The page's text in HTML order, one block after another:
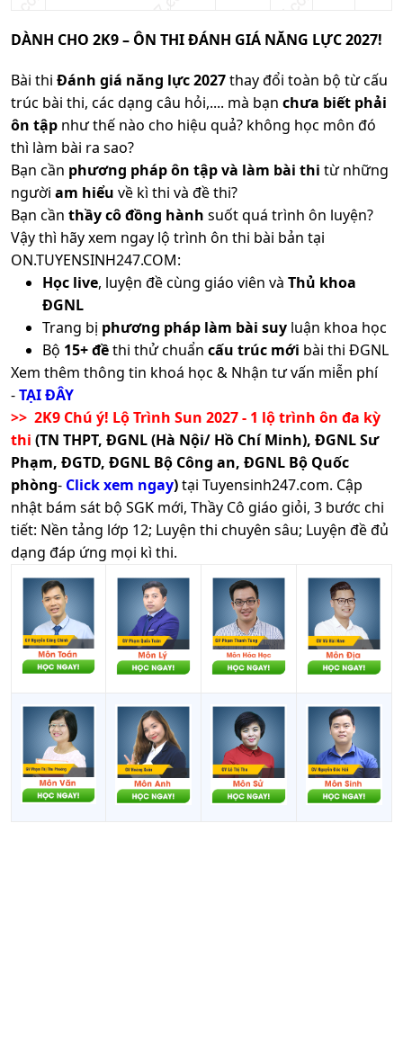
DÀNH CHO 2K9 – ÔN THI ĐÁNH GIÁ NĂNG LỰC 2027!
Bài thi Đánh giá năng lực 2027thay đổi toàn bộ từ cấu
trúc bài thi, các dạng câu hỏi,.... mà bạn chưa biết phải
ôn tập như thế nào cho hiệu quả? không học môn đó
thì làm bài ra sao?
Bạn cần phương pháp ôn tập và làm bài thi từ những
người am hiểu về kì thi và đề thi?
Bạn cần thầy cô đồng hành suốt quá trình ôn luyện?
Vậy thì hãy xem ngay lộ trình ôn thi bài bản tại
ON.TUYENSINH247.COM:
Học live, luyện đề cùng giáo viên và Thủ khoa
ĐGNL
Trang bị phương pháp làm bài suy luận khoa học
Bộ 15+ đềthi thử chuẩn cấu trúc mới bài thi ĐGNL
Xem thêm thông tin khoá học & Nhận tư vấn miễn phí
-TẠI ĐÂY
>> 2K9 Chú ý! Lộ Trình Sun 2027 - 1 lộ trình ôn đa kỳ
thi (TN THPT, ĐGNL (Hà Nội/ Hồ Chí Minh), ĐGNL Sư
Phạm, ĐGTD, ĐGNL Bộ Công an, ĐGNL Bộ Quốc
phòng- Click xem ngay)tại Tuyensinh247.com. Cập
nhật bám sát bộ SGK mới, Thầy Cô giáo giỏi, 3 bước chi
tiết: Nền tảng lớp 12; Luyện thi chuyên sâu; Luyện đề đủ
dạng đáp ứng mọi kì thi.